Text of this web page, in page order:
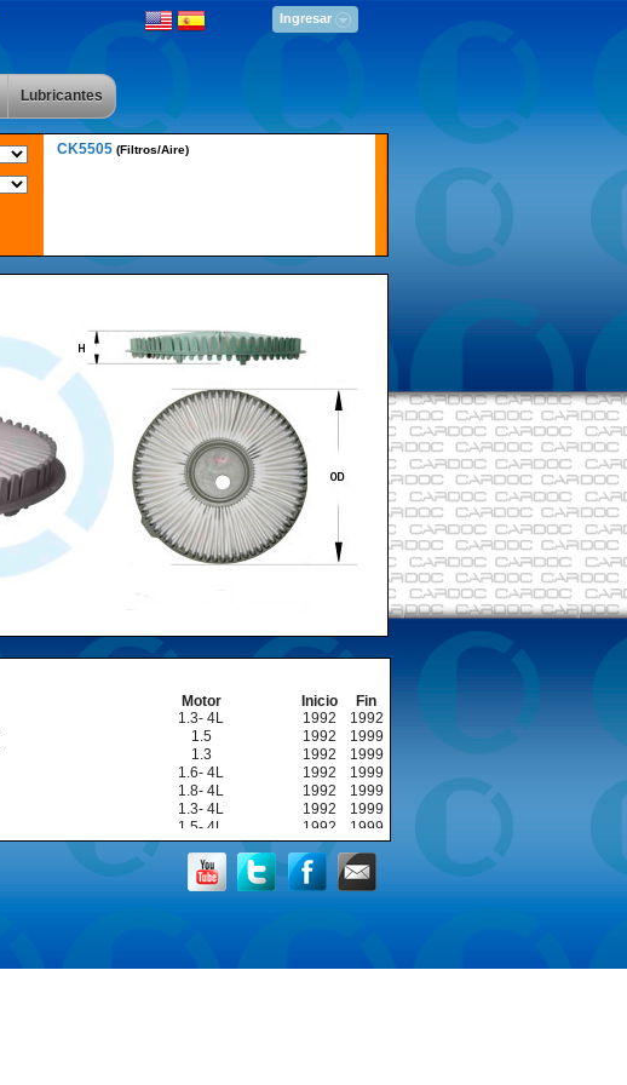
Ingresar
Lubricantes
CK5505 (Filtros/Aire)
Motor Inicio
Fin
1.3- 4L 1992
1992
1.5 1992
1999
1.3 1992
1999
1.6- 4L 1992
1999
1.8- 4L 1992
1999
1.3- 4L 1992
1999
1.5- 4L 1992
1999
1.3- 4L 1994 1999